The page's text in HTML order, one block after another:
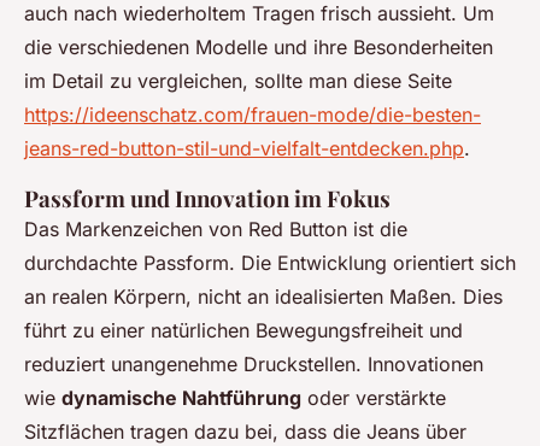
auch nach wiederholtem Tragen frisch aussieht. Um
die verschiedenen Modelle und ihre Besonderheiten
im Detail zu vergleichen, sollte man diese Seite
https://ideenschatz.com/frauen-mode/die-besten-
jeans-red-button-stil-und-vielfalt-entdecken.php.
Passform und Innovation im Fokus
Das Markenzeichen von Red Button ist die
durchdachte Passform. Die Entwicklung orientiert sich
an realen Körpern, nicht an idealisierten Maßen. Dies
führt zu einer natürlichen Bewegungsfreiheit und
reduziert unangenehme Druckstellen. Innovationen
wie dynamische Nahtführung oder verstärkte
Sitzflächen tragen dazu bei, dass die Jeans über